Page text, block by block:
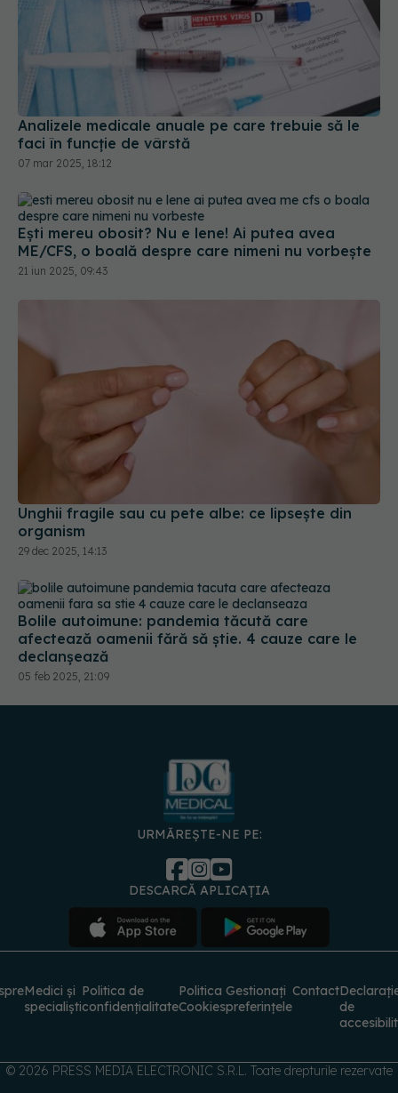
Analizele medicale anuale pe care trebuie să le
faci în funcție de vârstă
07 mar 2025, 18:12
Ești mereu obosit? Nu e lene! Ai putea avea
ME/CFS, o boală despre care nimeni nu vorbește
21 iun 2025, 09:43
Unghii fragile sau cu pete albe: ce lipsește din
organism
29 dec 2025, 14:13
Bolile autoimune: pandemia tăcută care
afectează oamenii fără să știe. 4 cauze care le
declanșează
05 feb 2025, 21:09
URMĂREȘTE-NE PE:
DESCARCĂ APLICAȚIA
Medici și
specialiști
Politica de
confidențialitate
Politica
Cookies
Gestionați
preferințele
Contact
de
© 2026 PRESS MEDIA ELECTRONIC S.R.L. Toate drepturile rezervate